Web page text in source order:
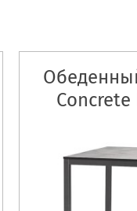
Concrete